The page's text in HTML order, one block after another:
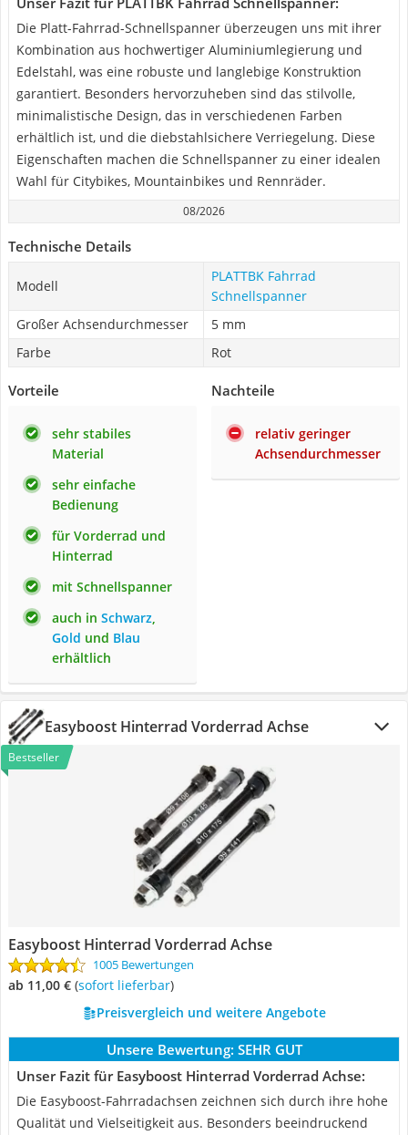
Die Platt-Fahrrad-Schnellspanner überzeugen uns mit ihrer
Kombination aus hochwertiger Aluminiumlegierung und
Edelstahl, was eine robuste und langlebige Konstruktion
garantiert. Besonders hervorzuheben sind das stilvolle,
minimalistische Design, das in verschiedenen Farben
erhältlich ist, und die diebstahlsichere Verriegelung. Diese
Eigenschaften machen die Schnellspanner zu einer idealen
Wahl für Citybikes, Mountainbikes und Rennräder.
08/2026
Technische Details
Modell
PLATTBK Fahrrad
Schnellspanner
Großer Achsendurchmesser
5 mm
Farbe
Rot
Vorteile
sehr stabiles
Material
sehr einfache
Bedienung
für Vorderrad und
Hinterrad
mit Schnellspanner
auch in Schwarz,
Gold und Blau
erhältlich
Nachteile
relativ geringer
Achsendurchmesser
Easyboost Hinterrad Vorderrad Achse
Bestseller
Easyboost Hinterrad Vorderrad Achse
1005 Bewertungen
ab 11,00 € ( Sofort lieferbar)
Preisvergleich und weitere Angebote
Unsere Bewertung: SEHR GUT
Unser Fazit für Easyboost Hinterrad Vorderrad Achse:
Die Easyboost-Fahrradachsen zeichnen sich durch ihre hohe
Qualität und Vielseitigkeit aus. Besonders beeindruckend